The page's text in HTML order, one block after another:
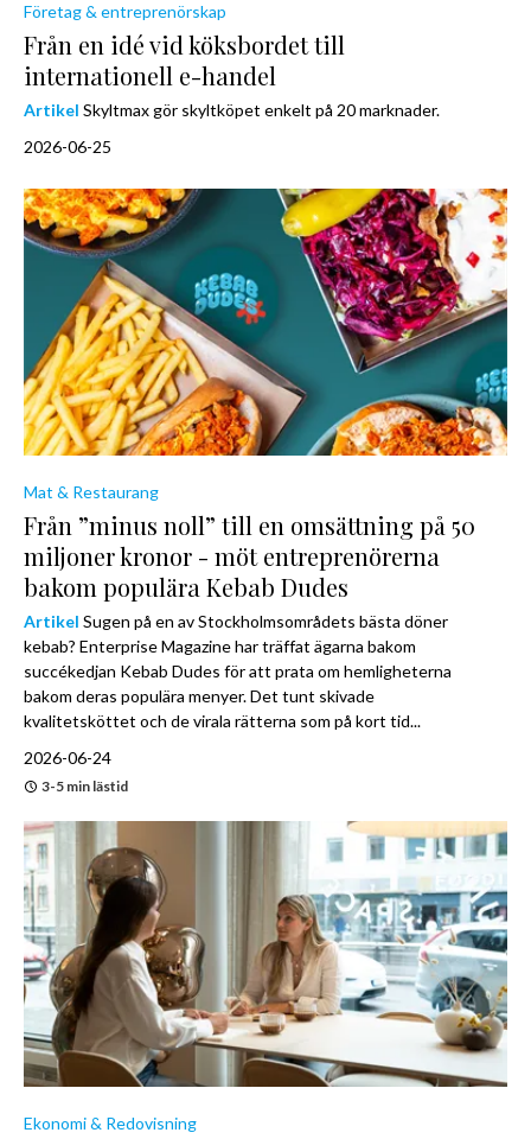
Företag & entreprenörskap
Från en idé vid köksbordet till
internationell e-handel
Artikel Skyltmax gör skyltköpet enkelt på 20 marknader.
2026-06-25
Mat & Restaurang
Från ”minus noll” till en omsättning på 50
miljoner kronor - möt entreprenörerna
bakom populära Kebab Dudes
Artikel Sugen på en av Stockholmsområdets bästa döner
kebab? Enterprise Magazine har träffat ägarna bakom
succékedjan Kebab Dudes för att prata om hemligheterna
bakom deras populära menyer. Det tunt skivade
kvalitetsköttet och de virala rätterna som på kort tid...
2026-06-24
3-5 min lästid
Ekonomi & Redovisning